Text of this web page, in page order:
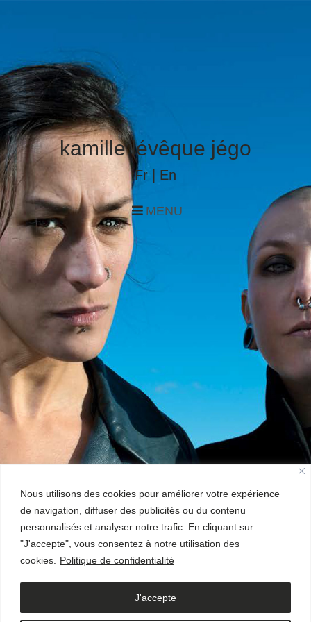
Nous utilisons des cookies pour améliorer votre expérience
de navigation, diffuser des publicités ou du contenu
personnalisés et analyser notre trafic. En cliquant sur
"J'accepte", vous consentez à notre utilisation des
cookies.
Politique de confidentialité
J'accepte
kamille lévêque jégo
Fr En
MENU